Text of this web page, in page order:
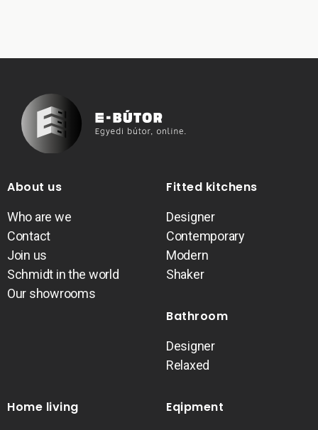
About us
Who are we
Contact
Join us
Schmidt in the world
Our showrooms
Fitted kitchens
Designer
Contemporary
Modern
Shaker
Bathroom
Designer
Relaxed
Home living Eqipment